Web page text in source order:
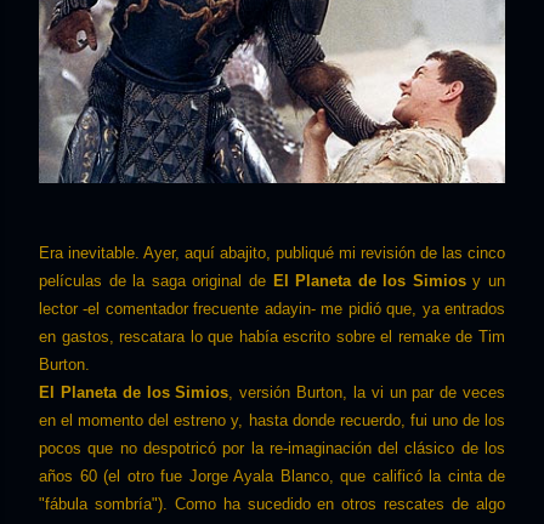
Era inevitable. Ayer, aquí abajito, publiqué mi revisión de las cinco
películas de la saga original de El Planeta de los Simiosy un
lector -el comentador frecuente adayin- me pidió que, ya entrados
en gastos, rescatara lo que había escrito sobre el remake de Tim
Burton.
El Planeta de los Simios, versión Burton, la vi un par de veces
en el momento del estreno y, hasta donde recuerdo, fui uno de los
pocos que no despotricó por la re-imaginación del clásico de los
años 60 (el otro fue Jorge Ayala Blanco, que calificó la cinta de
"fábula sombría"). Como ha sucedido en otros rescates de algo